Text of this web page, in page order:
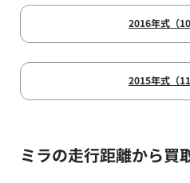
2016年式（10
2015年式（11
ミラの走行距離から買